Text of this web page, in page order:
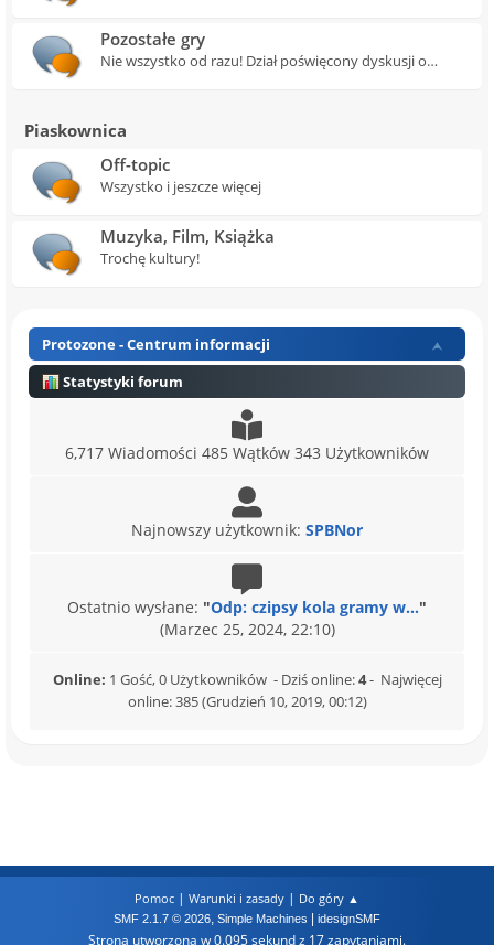
Pozostałe gry
Nie wszystko od razu! Dział poświęcony dyskusji o
Piaskownica
Off-topic
Wszystko i jeszcze więcej
Muzyka, Film, Książka
Trochę kultury!
Protozone - Centrum informacji
Statystyki forum
6,717 Wiadomości 485 Wątków 343 Użytkowników
Najnowszy użytkownik: SPBNor
Ostatnio wysłane: "Odp: czipsy kola gramy w..."
(Marzec 25, 2024, 22:10)
Online: 1 Gość, 0 Użytkowników - Dziś online:4- Najwięcej
online: 385 (Grudzień 10, 2019, 00:12)
Pomoc | Warunki i zasady | Do góry ▲
SMF 2.1.7 © 2026, Simple Machines idesignSMF
Strona utworzona w 0.095 sekund z 17 zapytaniami.